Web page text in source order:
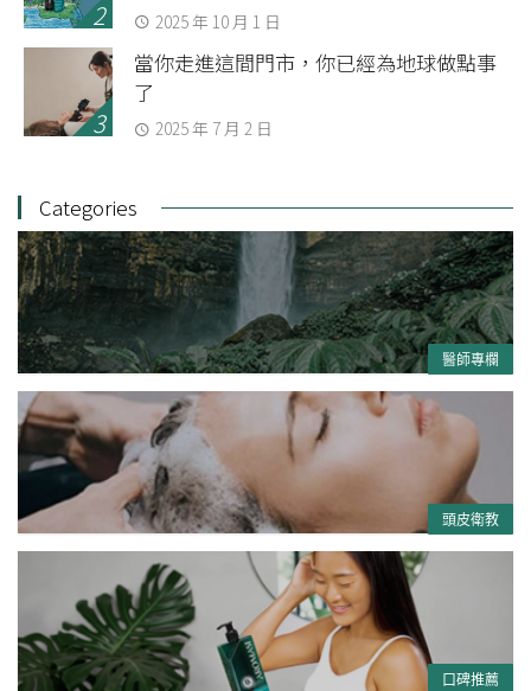
2025 年 10 月 1 日
當你走進這間門市，你已經為地球做點事
了
2025 年 7 月 2 日
Categories
醫師專欄
頭皮衛教
口碑推薦